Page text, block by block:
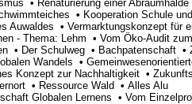
• Renaturierung einer Abraumhalde
• Kooperation Schule
Auwaldes • Vermarktungskonzept für
- Thema: Lehm • Vom Öko-Audit
• Der Schulweg • Bachpatenschaft •
Wandels •
Konzept zur Nachhaltigkeit •
• Ressource Wald • Alles Alu
Globalen Lernens • Vom